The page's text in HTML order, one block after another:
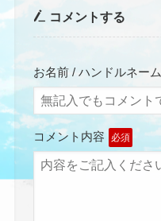
コメントする
お名前 / ハンドルネーム
コメント内容 必須